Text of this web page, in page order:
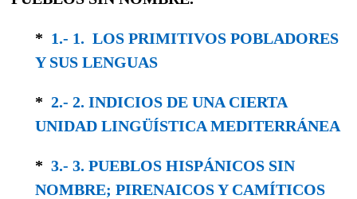
* 1.- 1. LOS PRIMITIVOS POBLADORES
Y SUS LENGUAS
* 2.- 2. INDICIOS DE UNA CIERTA
UNIDAD LINGÜÍSTICA MEDITERRÁNEA
* 3.- 3. PUEBLOS HISPÁNICOS SIN
NOMBRE; PIRENAICOS Y CAMÍTICOS